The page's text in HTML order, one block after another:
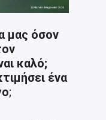
μας όσον
καλό;
ένα
;